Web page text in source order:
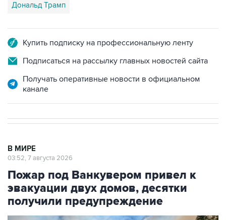
Дональд Трамп
Купить подписку на профессиональную ленту
Подписаться на рассылку главных новостей сайта
Получать оперативные новости в официальном
канале
В МИРЕ
03:52, 7 августа 2026
Пожар под Ванкувером привел к
эвакуации двух домов, десятки
получили предупреждение